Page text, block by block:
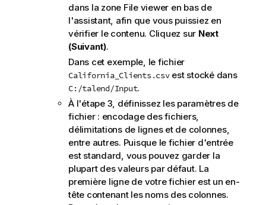
dans la zone File viewer en bas de
l'assistant, afin que vous puissiez en
vérifier le contenu. Cliquez sur Next
(Suivant).
Dans cet exemple, le fichier
California_Clients.csvest stocké dans
C:/talend/Input.
À l'étape 3, définissez les paramètres de
fichier : encodage des fichiers,
délimitations de lignes et de colonnes,
entre autres. Puisque le fichier d'entrée
est standard, vous pouvez garder la
plupart des valeurs par défaut. La
première ligne de votre fichier est un en-
tête contenant les noms des colonnes.